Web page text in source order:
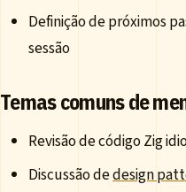
Definição de próximos
sessão
Temas comuns de
Revisão de código Zig
Discussão dedesign